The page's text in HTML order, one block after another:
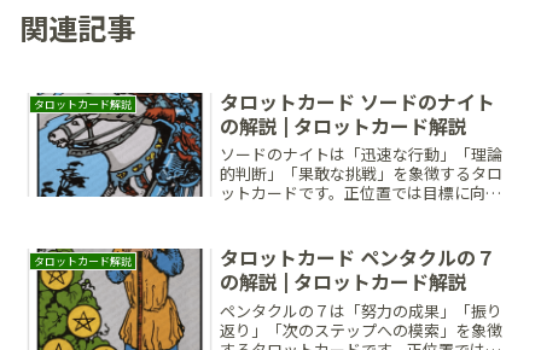
関連記事
タロットカード解説
タロットカード ソードのナイト
の解説 | タロットカード解説
ソードのナイトは「迅速な行動」「理論
的判断」「果敢な挑戦」を象徴するタロ
ットカードです。正位置では目標に向か
なります。勢いと冷静さを両立させ、成
功を掴むためのバランスが求められてい
ます。
タロットカード解説
タロットカード ペンタクルの７
の解説 | タロットカード解説
ペンタクルの７は「努力の成果」「振り
返り」「次のステップへの模索」を象徴